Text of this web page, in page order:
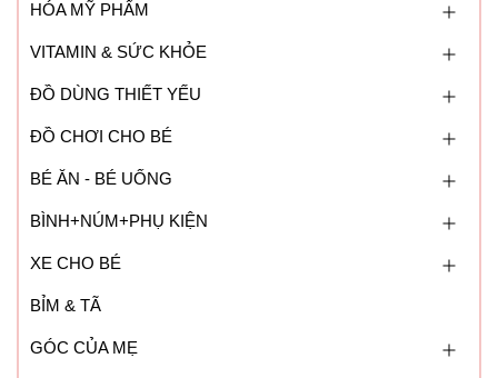
HÓA MỸ PHẨM
VITAMIN & SỨC KHỎE
ĐỒ DÙNG THIẾT YẾU
ĐỒ CHƠI CHO BÉ
BÉ ĂN - BÉ UỐNG
BÌNH+NÚM+PHỤ KIỆN
XE CHO BÉ
BỈM & TÃ
GÓC CỦA MẸ